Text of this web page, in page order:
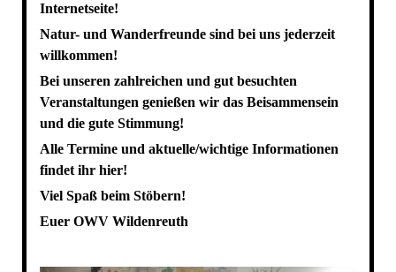
Internetseite!
Natur- und Wanderfreunde sind bei uns jederzeit
willkommen!
Bei unseren zahlreichen und gut besuchten
Veranstaltungen genießen wir das Beisammensein
und die gute Stimmung!
Alle Termine und aktuelle/wichtige Informationen
findet ihr hier!
Viel Spaß beim Stöbern!
Euer OWV Wildenreuth